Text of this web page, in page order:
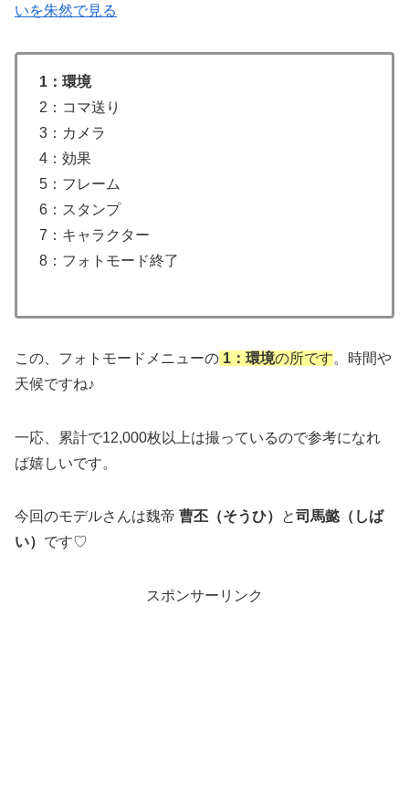
いを朱然で見る
1：環境
2：コマ送り
3：カメラ
4：効果
5：フレーム
6：スタンプ
7：キャラクター
8：フォトモード終了
この、フォトモードメニューの 1：環境の所です。時間や
天候ですね♪
一応、累計で12,000枚以上は撮っているので参考になれ
ば嬉しいです。
今回のモデルさんは魏帝 曹丕（そうひ） と司馬懿（しば
い） です♡
スポンサーリンク